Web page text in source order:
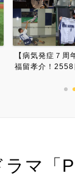
【最終回】つ
所「八事山 興正
ラマ「